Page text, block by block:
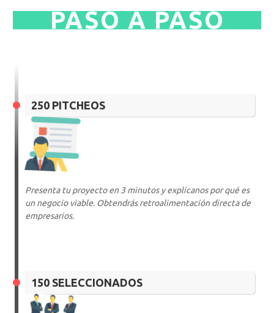
PASO A PASO
250 PITCHEOS
Presenta tu proyecto en 3 minutos y explícanos por qué es
un negocio viable. Obtendrás retroalimentación directa de
empresarios.
150 SELECCIONADOS